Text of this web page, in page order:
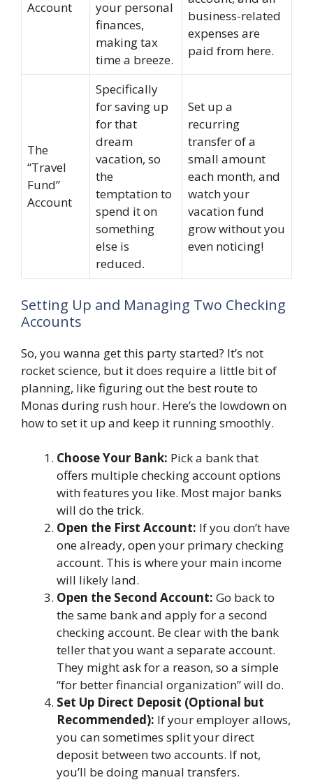
Account
your personal
finances,
making tax
time a breeze.
business-related
expenses are
paid from here.
The
“Travel
Fund”
Account
Specifically
for saving up
for that
dream
vacation, so
the
temptation to
spend it on
something
else is
reduced.
Set up a
recurring
transfer of a
small amount
each month, and
watch your
vacation fund
grow without you
even noticing!
Setting Up and Managing Two Checking
Accounts
So, you wanna get this party started? It’s not
rocket science, but it does require a little bit of
planning, like figuring out the best route to
Monas during rush hour. Here’s the lowdown on
how to set it up and keep it running smoothly.
Choose Your Bank: Pick a bank that
offers multiple checking account options
with features you like. Most major banks
will do the trick.
Open the First Account: If you don’t have
one already, open your primary checking
account. This is where your main income
will likely land.
Open the Second Account: Go back to
the same bank and apply for a second
checking account. Be clear with the bank
teller that you want a separate account.
They might ask for a reason, so a simple
“for better financial organization” will do.
Set Up Direct Deposit (Optional but
Recommended): If your employer allows,
you can sometimes split your direct
deposit between two accounts. If not,
you’ll be doing manual transfers.